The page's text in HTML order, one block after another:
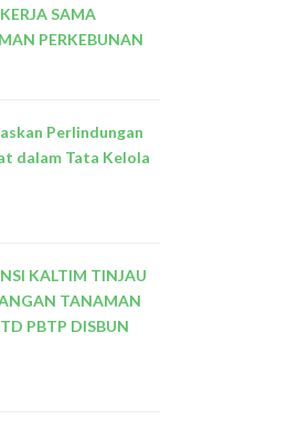
SAMA
PERKEBUNAN
Perlindungan
dalam Tata Kelola
KALTIM TINJAU
TANAMAN
PBTP DISBUN